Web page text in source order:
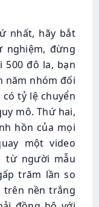
nhất, hãy bắt
nghiệm, đừng
500 đô la, bạn
năm nhóm đối
tỷ lệ chuyển
mô. Thứ hai,
hồn của mọi
một video
từ người mẫu
trăm lần so
trên nền trắng